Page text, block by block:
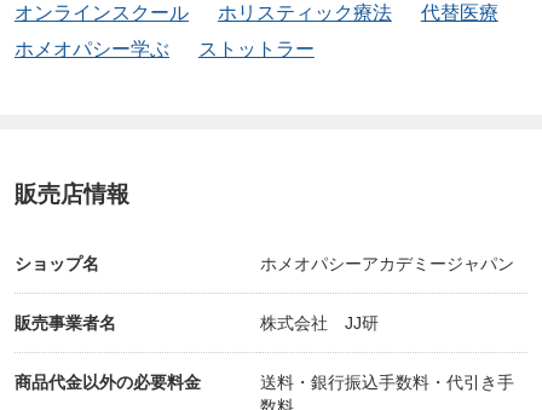
の講義・テキスト・試験その他の一切を英語でHAJa
しました。
オンラインスクール ホリスティック療法
代替医療
ホメオパシー学ぶ
ストットラー
販売店情報
ショップ名 ホメオパシーアカデミージャパン
販売事業者名 株式会社 JJ研
商品代金以外の必要料金
送料・銀行振込手数料・代引き手